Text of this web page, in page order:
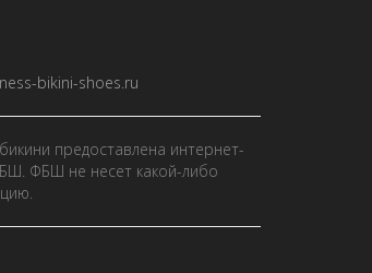
bikini-shoes.ru
предоставлена интернет-
ФБШ не несет какой-либо